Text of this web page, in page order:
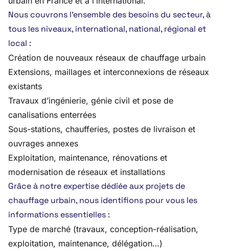
Nous couvrons l’ensemble des besoins du secteur, à
tous les niveaux, international, national, régional et
local :
Création de nouveaux réseaux de chauffage urbain
Extensions, maillages et interconnexions de réseaux
existants
Travaux d’ingénierie, génie civil et pose de
canalisations enterrées
Sous-stations, chaufferies, postes de livraison et
ouvrages annexes
Exploitation, maintenance, rénovations et
modernisation de réseaux et installations
Grâce à notre expertise dédiée aux projets de
chauffage urbain, nous identifions pour vous les
informations essentielles :
Type de marché (travaux, conception-réalisation,
exploitation, maintenance, délégation…)